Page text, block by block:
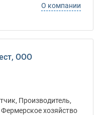
О компании
ООО
Производитель,
хозяйство